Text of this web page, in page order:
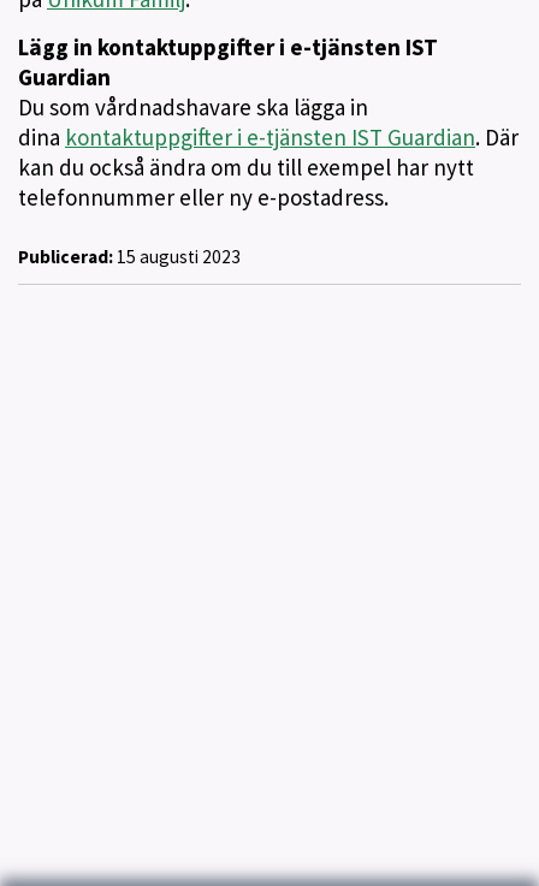
Lägg in kontaktuppgifter i e-tjänsten IST
Guardian
Du som vårdnadshavare ska lägga in
dina kontaktuppgifter i e-tjänsten IST Guardian. Där
kan du också ändra om du till exempel har nytt
telefonnummer eller ny e-postadress.
Publicerad: 15 augusti 2023